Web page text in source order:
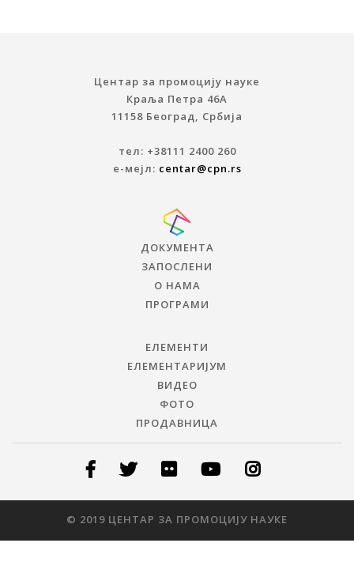
Центар за промоцију науке
Краља Петра 46A
11158 Београд, Србија
тел: +38111 2400 260
е-мејл: centar@cpn.rs
ДОКУМЕНТА
ЗАПОСЛЕНИ
О НАМА
ПРОГРАМИ
ЕЛЕМЕНТИ
ЕЛЕМЕНТАРИЈУМ
ВИДЕО
ФОТО
ПРОДАВНИЦА
© 2019 ЦЕНТАР ЗА ПРОМОЦИЈУ НАУКЕ